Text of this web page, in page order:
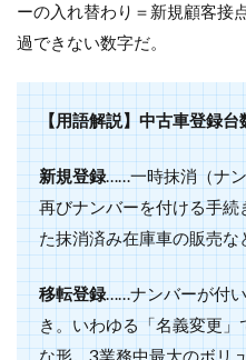
ーの入れ替わり＝新規顧客接
過できない数字だ。
【用語解説】中古車登録
新規登録……一時抹消（ナ
再びナンバーを付ける手
た抹消済み在庫車の販売な
移転登録……ナンバーが付
き。いわゆる「名義変更
な形。3業務中最大のボリ